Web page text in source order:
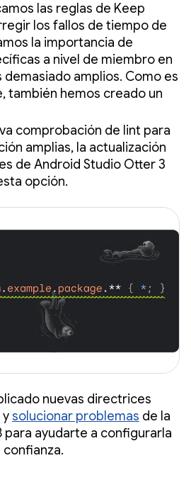
las reglas de Keep
los fallos de tiempo de
la importancia de
a nivel de miembro en
demasiado amplios. Como es
también hemos creado un
comprobación de lint para
amplias, la actualización
de Android Studio Otter 3
opción.
nuevas directrices
ysolucionar problemas de la
para ayudarte a configurarla